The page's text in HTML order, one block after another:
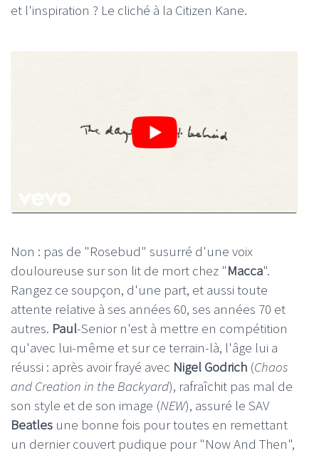
et l'inspiration ? Le cliché à la Citizen Kane.
Non : pas de "Rosebud" susurré d'une voix
douloureuse sur son lit de mort chez "Macca".
Rangez ce soupçon, d'une part, et aussi toute
attente relative à ses années 60, ses années 70 et
autres. Paul-Senior n'est à mettre en compétition
qu'avec lui-même et sur ce terrain-là, l'âge lui a
réussi : après avoir frayé avec Nigel Godrich (Chaos
and Creation in the Backyard), rafraîchit pas mal de
son style et de son image (NEW), assuré le SAV
Beatles une bonne fois pour toutes en remettant
un dernier couvert pudique pour "Now And Then",